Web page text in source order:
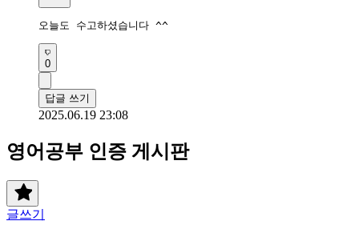
오늘도 수고하셨습니다 ^^
0
답글 쓰기
2025.06.19 23:08
영어공부 인증 게시판
글쓰기